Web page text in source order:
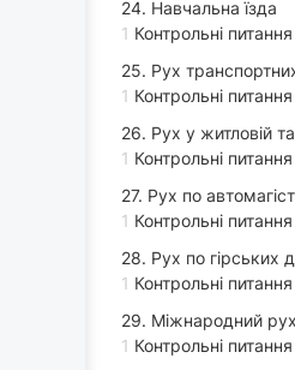
24. Навчальна їзда
1 Контрольні питання
25. Рух
1 Контрольні питання
26. Рух у житловій та
1 Контрольні питання
27. Рух по
1 Контрольні питання
28. Рух по гірських
1 Контрольні питання
29. Міжнародний рух
1 Контрольні питання